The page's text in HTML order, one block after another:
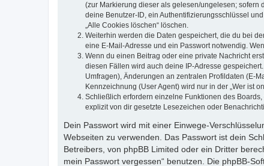
(zur Markierung dieser als gelesen/ungelesen; sofern
deine Benutzer-ID, ein Authentifizierungsschlüssel
„Alle Cookies löschen“ löschen.
Weiterhin werden die Daten gespeichert, die du bei
eine E-Mail-Adresse und ein Passwort notwendig.
Wenn du einen Beitrag oder eine private Nachricht
diesen Fällen wird auch deine IP-Adresse
Umfragen), Änderungen an zentralen Profildaten (E-
Kennzeichnung (User Agent) wird nur in der „Wer ist
Schließlich erfordern einzelne Funktionen des
explizit von dir gesetzte Lesezeichen oder
Dein Passwort wird mit einer Einwege-
Webseiten zu verwenden. Das Passwort ist dein
Betreibers, von phpBB Limited oder ein Dritter
mein Passwort vergessen“ benutzen. Die phpBB-